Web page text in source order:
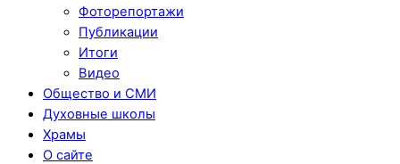
Фоторепортажи
Публикации
Итоги
Видео
Общество и СМИ
Духовные школы
Храмы
О сайте